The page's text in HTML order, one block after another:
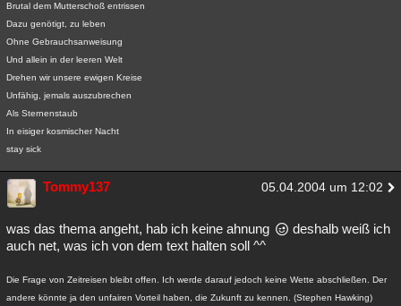
Brutal dem Mutterschoß entrissen
Dazu genötigt, zu leben
Ohne Gebrauchsanweisung
Und allein in der leeren Welt
Drehen wir unsere ewigen Kreise
Unfähig, jemals auszubrechen
Als Sternenstaub
In eisiger kosmischer Nacht
stay sick
Tommy137 05.04.2004 um 12:02
was das thema angeht, hab ich keine ahnung
deshalb weiß ich
auch net, was ich von dem text halten soll ^^
Die Frage von Zeitreisen bleibt offen. Ich werde darauf jedoch keine Wette abschließen. Der
andere könnte ja den unfairen Vorteil haben, die Zukunft zu kennen. (Stephen Hawking)